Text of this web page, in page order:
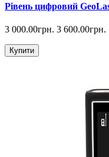
Рівень цифровий
3 000.00грн. 3 600.00грн.
Купити